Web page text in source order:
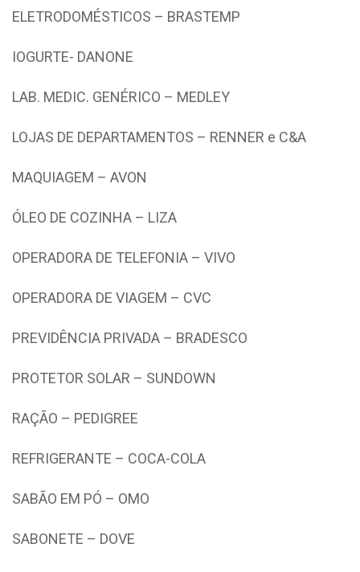
ELETRODOMÉSTICOS – BRASTEMP
IOGURTE- DANONE
LAB. MEDIC. GENÉRICO – MEDLEY
LOJAS DE DEPARTAMENTOS – RENNER e C&A
MAQUIAGEM – AVON
ÓLEO DE COZINHA – LIZA
OPERADORA DE TELEFONIA – VIVO
OPERADORA DE VIAGEM – CVC
PREVIDÊNCIA PRIVADA – BRADESCO
PROTETOR SOLAR – SUNDOWN
RAÇÃO – PEDIGREE
REFRIGERANTE – COCA-COLA
SABÃO EM PÓ – OMO
SABONETE – DOVE